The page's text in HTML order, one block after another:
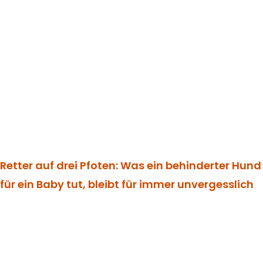
Retter auf drei Pfoten: Was ein behinderter Hund
für ein Baby tut, bleibt für immer unvergesslich